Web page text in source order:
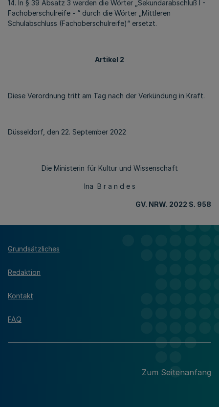
14. In § 39 Absatz 3 werden die Wörter „Sekundarabschluß I -
Fachoberschulreife - “ durch die Wörter „Mittleren
Schulabschluss (Fachoberschulreife)“ ersetzt.
Artikel 2
Diese Verordnung tritt am Tag nach der Verkündung in Kraft.
Düsseldorf, den 22. September 2022
Die Ministerin für Kultur und Wissenschaft
Ina B r a n d e s
GV. NRW. 2022 S. 958
Grundsätzliches
Redaktion
Kontakt
FAQ
Zum Seitenanfang